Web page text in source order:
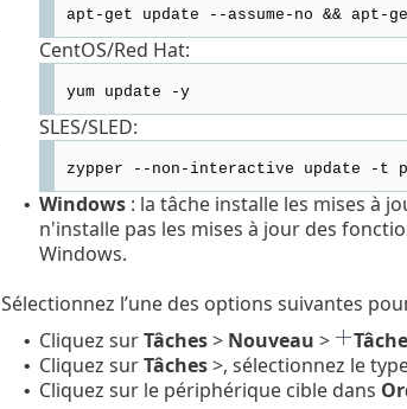
apt-get update --assume-no && apt-
CentOS/Red Hat:
yum update -y
SLES/SLED:
zypper --non-interactive update -t
• Windows: la tâche installe les mises à
n'installe pas les mises à jour des
Windows.
Sélectionnez l’une des options suivantes
• Cliquez surTâches> Nouveau >
• Cliquez surTâches>, sélectionnez le
• Cliquez sur le périphérique cible dans